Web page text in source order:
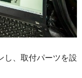
し、取付パーツを設